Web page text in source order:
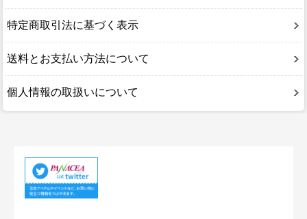
特定商取引法に基づく表示
送料とお支払い方法について
個人情報の取扱いについて